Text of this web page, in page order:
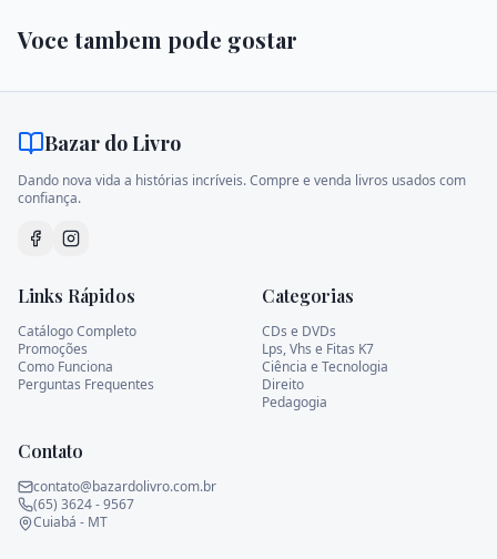
Voce tambem pode gostar
Bazar do Livro
Dando nova vida a histórias incríveis. Compre e venda livros usados com
confiança.
Links Rápidos
Catálogo Completo
Promoções
Como Funciona
Perguntas Frequentes
Categorias
CDs e DVDs
Lps, Vhs e Fitas K7
Ciência e Tecnologia
Direito
Pedagogia
Contato
contato@bazardolivro.com.br
(65) 3624 - 9567
Cuiabá - MT